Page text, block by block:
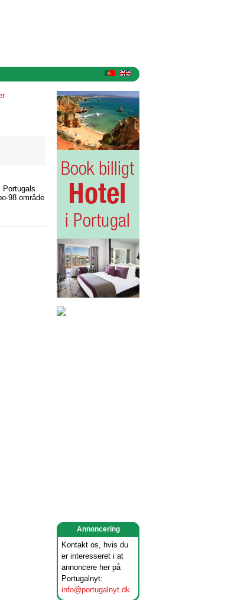
Annoncering
Kontakt os, hvis du
er interesseret i at
annoncere her på
Portugalnyt:
info@portugalnyt.dk
Portugals
98 område